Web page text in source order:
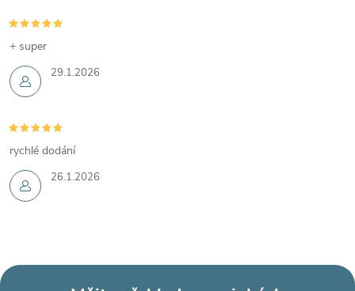
29.1.2026
+ super
26.1.2026
rychlé dodání